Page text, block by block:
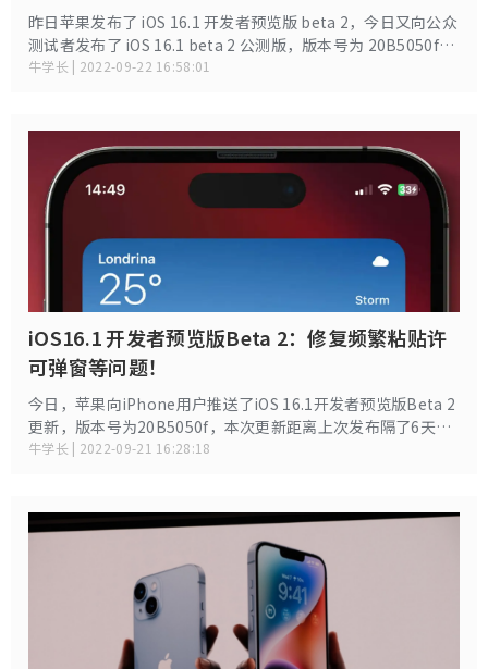
昨日苹果发布了 iOS 16.1 开发者预览版 beta 2，今日又向公众
测试者发布了 iOS 16.1 beta 2 公测版，版本号为 20B5050f。
此外，苹果还推出了 iPadOS 16.1 的最新公开测试版和
牛学长 | 2022-09-22 16:58:01
iOS16.1 开发者预览版Beta 2：修复频繁粘贴许
可弹窗等问题！
今日，苹果向iPhone用户推送了iOS 16.1开发者预览版Beta 2
更新，版本号为20B5050f，本次更新距离上次发布隔了6天。
本次更新对 iPhone 上的电池百分比显示进行了一些改进，并
牛学长 | 2022-09-21 16:28:18